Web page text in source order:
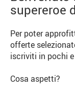
supereroe
Per poter
offerte
iscriviti in pochi
Cosa aspetti?